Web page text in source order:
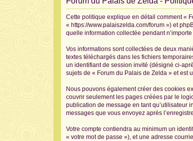
Cette politique explique en détail comment «
« https://www.palaiszelda.com/forum ») et
quelle information collectée pendant
Vos informations sont collectées de deux
textes téléchargés dans les fichiers
un identifiant de session invité (désigné ci-
sujets de « Forum du Palais de Zelda » et est
Nous pouvons également créer des cookies
couvrir seulement les pages créées par le
publication de message en tant qu’utilisateur
messages que vous envoyez après
Votre compte contiendra au minimum un
« votre mot de passe »), et une adresse